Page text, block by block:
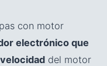
con motor
electrónico que
del motor